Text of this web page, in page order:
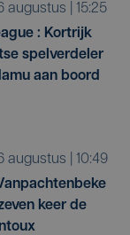
6 augustus | 15:25
: Kortrijk
spelverdeler
aan boord
6 augustus | 10:49
keer de